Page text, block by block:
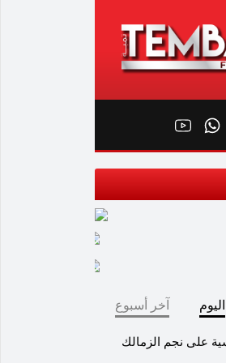
اليوم آخر أسبوع
على نجم الزمالك